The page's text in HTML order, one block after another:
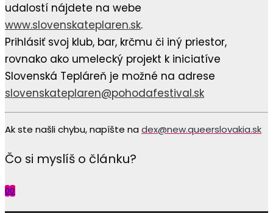
udalostí nájdete na webe
www.slovenskateplaren.sk.
Prihlásiť svoj klub, bar, krčmu či iný priestor,
rovnako ako umelecký projekt k iniciatíve
Slovenská Tepláreň je možné na adrese
slovenskateplaren@pohodafestival.sk
Ak ste našli chybu, napíšte na dex@new.queerslovakia.sk
Čo si myslíš o článku?
00